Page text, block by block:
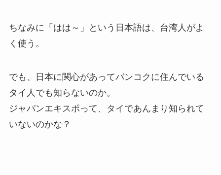
ちなみに「はは～」という日本語は、台湾人がよ
く使う。
でも、日本に関心があってバンコクに住んでいる
タイ人でも知らないのか。
ジャパンエキスポって、タイであんまり知られて
いないのかな？